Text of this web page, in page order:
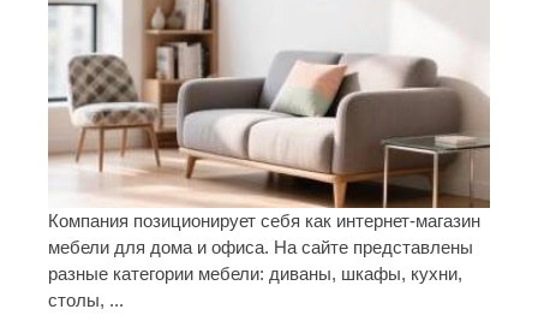
Компания позиционирует себя как интернет-магазин
мебели для дома и офиса. На сайте представлены
разные категории мебели: диваны, шкафы, кухни,
столы, ...